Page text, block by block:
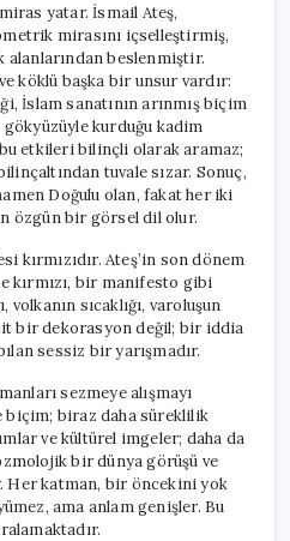
yatar. İsmail Ateş,
mirasını içselleştirmiş,
alanlarından beslenmiştir.
köklü başka bir unsur vardır:
İslam sanatının arınmış biçim
gökyüzüyle kurduğu kadim
etkileri bilinçli olarak aramaz;
tuvale sızar. Sonuç,
Doğulu olan, fakat her iki
özgün bir görsel dil olur.
kırmızıdır. Ateş’in son dönem
kırmızı, bir manifesto gibi
volkanın sıcaklığı, varoluşun
bir dekorasyon değil; bir iddia
sessiz bir yarışmadır.
sezmeye alışmayı
biçim; biraz daha süreklilik
ve kültürel imgeler; daha da
bir dünya görüşü ve
Her katman, bir öncekini yok
ama anlam genişler. Bu